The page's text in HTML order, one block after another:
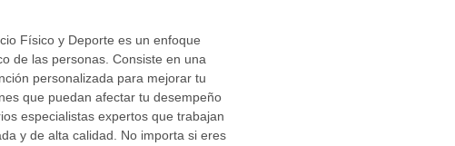
Físico y Deporte es un enfoque
de las personas. Consiste en una
personalizada para mejorar tu
que puedan afectar tu desempeño
especialistas expertos que trabajan
y de alta calidad. No importa si eres